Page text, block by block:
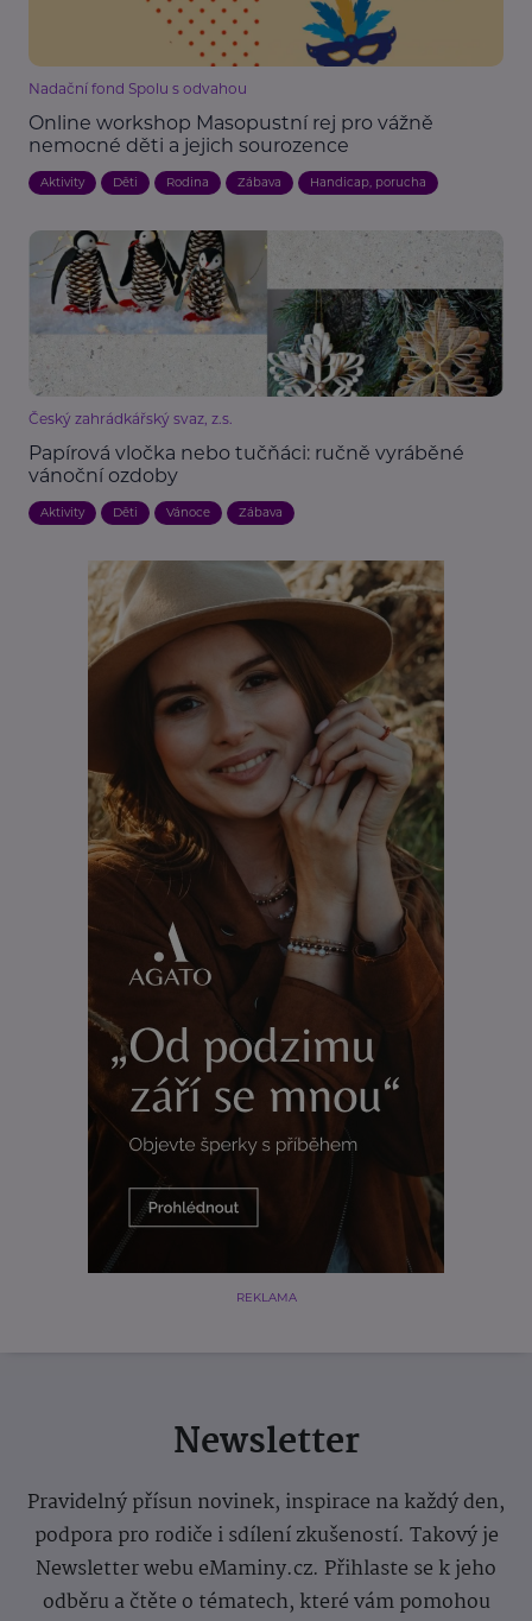
Nadační fond Spolu s odvahou
Online workshop Masopustní rej pro vážně
nemocné děti a jejich sourozence
Aktivity Děti Rodina Zábava Handicap, porucha
Český zahrádkářský svaz, z.s.
Papírová vločka nebo tučňáci: ručně vyráběné
vánoční ozdoby
Aktivity Děti Vánoce Zábava
REKLAMA
Newsletter
Pravidelný přísun novinek, inspirace na každý den,
podpora pro rodiče i sdílení zkušeností. Takový je
Newsletter webu eMaminy.cz. Přihlaste se k jeho
odběru a čtěte o tématech, které vám pomohou